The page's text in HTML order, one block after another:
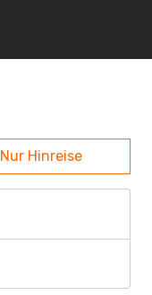
Nur Hinreise